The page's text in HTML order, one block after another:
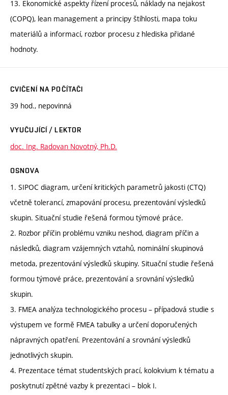
13. Ekonomické aspekty řízení procesů, náklady na nejakost
(COPQ), lean management a principy štíhlosti, mapa toku
materiálů a informací, rozbor procesu z hlediska přidané
hodnoty.
CVIČENÍ NA POČÍTAČI
39 hod., nepovinná
VYUČUJÍCÍ / LEKTOR
doc. Ing. Radovan Novotný, Ph.D.
OSNOVA
1. SIPOC diagram, určení kritických parametrů jakosti (CTQ)
včetně tolerancí, zmapování procesu, prezentování výsledků
skupin. Situační studie řešená formou týmové práce.
2. Rozbor příčin problému vzniku neshod, diagram příčin a
následků, diagram vzájemných vztahů, nominální skupinová
metoda, prezentování výsledků skupiny. Situační studie řešená
formou týmové práce, prezentování a srovnání výsledků
skupin.
3. FMEA analýza technologického procesu – případová studie s
výstupem ve formě FMEA tabulky a určení doporučených
nápravných opatření. Prezentování a srovnání výsledků
jednotlivých skupin.
4. Prezentace témat studentských prací, kolokvium k tématu a
poskytnutí zpětné vazby k prezentaci – blok I.